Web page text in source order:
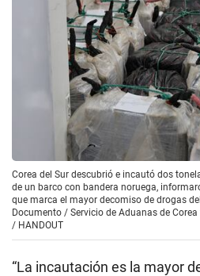
Corea del Sur descubrió e incautó dos
de un barco con bandera noruega,
que marca el mayor decomiso de drogas
Documento / Servicio de Aduanas de
/ HANDOUT
“La incautación es la mayor